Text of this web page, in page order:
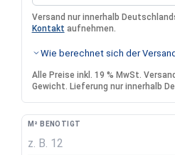
Versand nur innerhalb
Kontakt aufnehmen.
Wie berechnet sich der
Alle Preise inkl. 19 % MwSt.
Gewicht. Lieferung nur innerhalb
M² BENÖTIGT